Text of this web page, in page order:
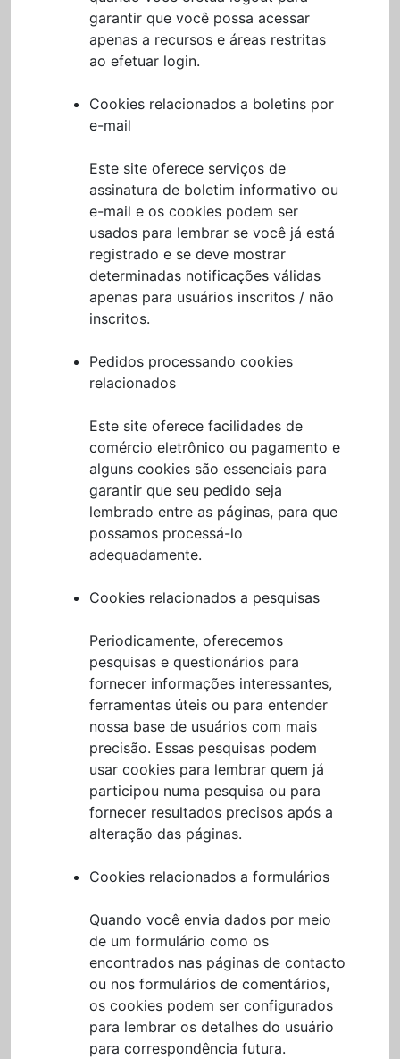
garantir que você possa acessar
apenas a recursos e áreas restritas
ao efetuar login.
Cookies relacionados a boletins por
e-mail
Este site oferece serviços de
assinatura de boletim informativo ou
e-mail e os cookies podem ser
usados para lembrar se você já está
registrado e se deve mostrar
determinadas notificações válidas
apenas para usuários inscritos / não
inscritos.
Pedidos processando cookies
relacionados
Este site oferece facilidades de
comércio eletrônico ou pagamento e
alguns cookies são essenciais para
garantir que seu pedido seja
lembrado entre as páginas, para que
possamos processá-lo
adequadamente.
Cookies relacionados a pesquisas
Periodicamente, oferecemos
pesquisas e questionários para
fornecer informações interessantes,
ferramentas úteis ou para entender
nossa base de usuários com mais
precisão. Essas pesquisas podem
usar cookies para lembrar quem já
participou numa pesquisa ou para
fornecer resultados precisos após a
alteração das páginas.
Cookies relacionados a formulários
Quando você envia dados por meio
de um formulário como os
encontrados nas páginas de contacto
ou nos formulários de comentários,
os cookies podem ser configurados
para lembrar os detalhes do usuário
para correspondência futura.